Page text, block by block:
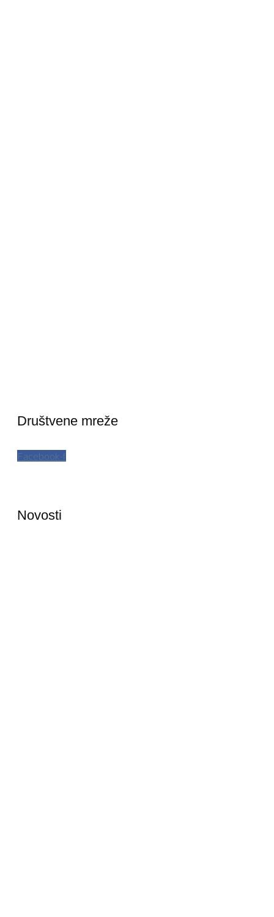
Društvene mreže
Facebook-f
Novosti